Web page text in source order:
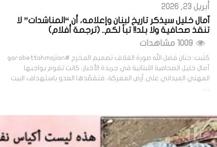
أبريل 23, 2026
آمال خليل سيذكر تاريخ لبنان وإعلامه، أن “المناشدات” لا
تنقذ صحافية ولا بلد!! تباً لكم.. (ترجمة أفلام)
كتبت: حنان فضل الله صورة الغلاف تصميم المخرج #garabettahmajian
آمال خليل الصحافية اللبنانية في جريدة الأخبار، كانت تقوم بواجبها
المهني الميداني على أرض المعركة، فتقصّدها العدو باستهداف البيت